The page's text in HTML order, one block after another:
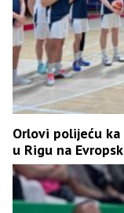
Orlovi polijeću
u Rigu na